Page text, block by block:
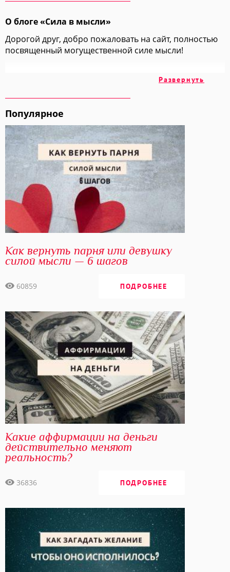
О блоге «Сила в мысли»
Дорогой друг, добро пожаловать на сайт, полностью
посвященный могущественной силе мысли!
множество техник и методик, позволяющих
Мы обратимся к огромному накопленному годами
опыту авторов, ученых и учителей, чтобы взять у них
самое ценное и самое лучшее.
Изучайте Силу Мысли вместе со мной и вы получите в
этой жизни ВСЕ, что вы хотите!
С любовью, Елизавета Волкова
Развернуть
Популярное
Как вернуть парня или девушку
силой мысли — 6 шагов
60859 ПОДРОБНЕЕ
Какие аффирмации на деньги
действительно меняют
реальность?
36836 ПОДРОБНЕЕ